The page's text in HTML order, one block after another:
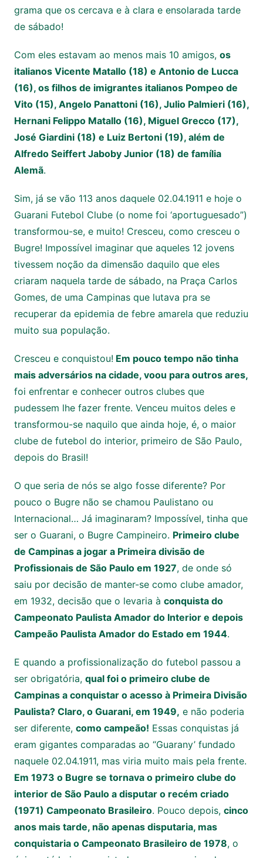
grama que os cercava e à clara e ensolarada tarde
de sábado!
Com eles estavam ao menos mais 10 amigos, os
italianos Vicente Matallo (18) e Antonio de Lucca
(16), os filhos de imigrantes italianos Pompeo de
Vito (15), Angelo Panattoni (16), Julio Palmieri (16),
Hernani Felippo Matallo (16), Miguel Grecco (17),
José Giardini (18) e Luiz Bertoni (19), além de
Alfredo Seiffert Jaboby Junior (18) de família
Alemã.
Sim, já se vão 113 anos daquele 02.04.1911 e hoje o
Guarani Futebol Clube (o nome foi ‘aportuguesado”)
transformou-se, e muito! Cresceu, como cresceu o
Bugre! Impossível imaginar que aqueles 12 jovens
tivessem noção da dimensão daquilo que eles
criaram naquela tarde de sábado, na Praça Carlos
Gomes, de uma Campinas que lutava pra se
recuperar da epidemia de febre amarela que reduziu
muito sua população.
Cresceu e conquistou! Em pouco tempo não tinha
mais adversários na cidade, voou para outros ares,
foi enfrentar e conhecer outros clubes que
pudessem lhe fazer frente. Venceu muitos deles e
transformou-se naquilo que ainda hoje, é, o maior
clube de futebol do interior, primeiro de São Paulo,
depois do Brasil!
O que seria de nós se algo fosse diferente? Por
pouco o Bugre não se chamou Paulistano ou
Internacional… Já imaginaram? Impossível, tinha que
ser o Guarani, o Bugre Campineiro. Primeiro clube
de Campinas a jogar a Primeira divisão de
Profissionais de São Paulo em 1927, de onde só
saiu por decisão de manter-se como clube amador,
em 1932, decisão que o levaria à conquista do
Campeonato Paulista Amador do Interior e depois
Campeão Paulista Amador do Estado em 1944.
E quando a profissionalização do futebol passou a
ser obrigatória, qual foi o primeiro clube de
Campinas a conquistar o acesso à Primeira Divisão
Paulista? Claro, o Guarani, em 1949, e não poderia
ser diferente, como campeão! Essas conquistas já
eram gigantes comparadas ao “Guarany’ fundado
naquele 02.04.1911, mas viria muito mais pela frente.
Em 1973 o Bugre se tornava o primeiro clube do
interior de São Paulo a disputar o recém criado
(1971) Campeonato Brasileiro. Pouco depois, cinco
anos mais tarde, não apenas disputaria, mas
conquistaria o Campeonato Brasileiro de 1978, o